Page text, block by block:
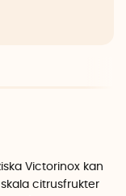
Victorinox kan
citrusfrukter